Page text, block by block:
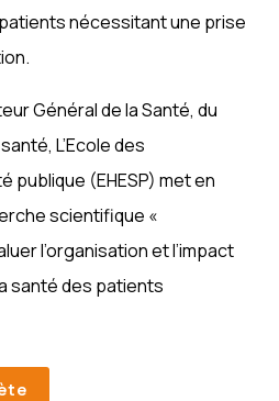
nécessitant une prise
Général de la Santé, du
L’Ecole des
publique (EHESP) met en
scientifique «
l’organisation et l’impact
santé des patients